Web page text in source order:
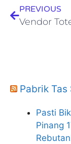
PREVIOUS
Pabrik Tas
Pasti
Pinang